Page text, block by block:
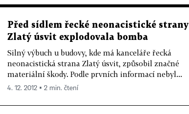
Před sídlem řecké neonacistické strany
Zlatý úsvit explodovala bomba
Silný výbuch u budovy, kde má kanceláře řecká
neonacistická strana Zlatý úsvit, způsobil značné
materiální škody. Podle prvních informací nebyl...
4. 12. 2012 ▪ 2 min. čtení